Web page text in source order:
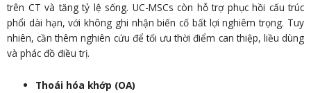
trên CT và tăng tỷ lệ sống. UC-MSCs còn hỗ trợ phục hồi cấu trúc
phổi dài hạn, với không ghi nhận biến cố bất lợi nghiêm trọng. Tuy
nhiên, cần thêm nghiên cứu để tối ưu thời điểm can thiệp, liều dùng
và phác đồ điều trị.
Thoái hóa khớp (OA)